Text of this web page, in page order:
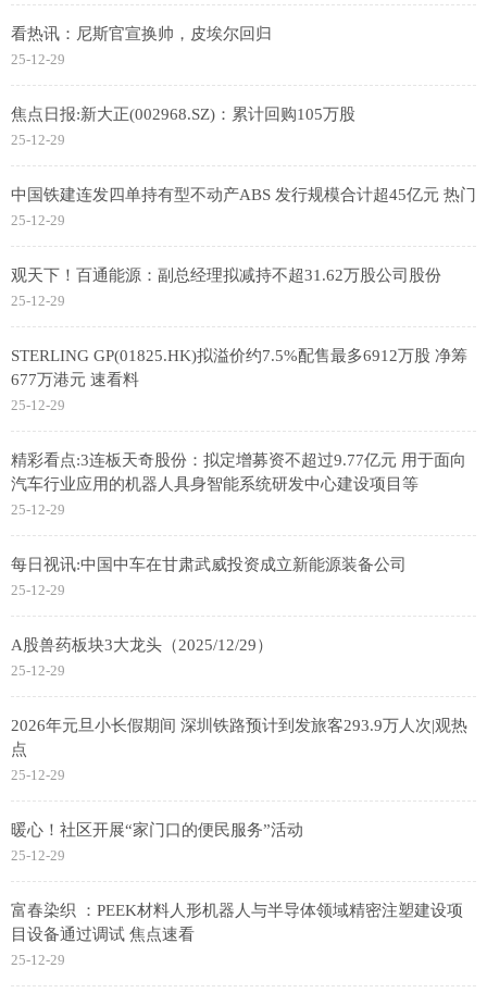
看热讯：尼斯官宣换帅，皮埃尔回归
25-12-29
焦点日报:新大正(002968.SZ)：累计回购105万股
25-12-29
中国铁建连发四单持有型不动产ABS 发行规模合计超45亿元 热门
25-12-29
观天下！百通能源：副总经理拟减持不超31.62万股公司股份
25-12-29
STERLING GP(01825.HK)拟溢价约7.5%配售最多6912万股 净筹
677万港元 速看料
25-12-29
精彩看点:3连板天奇股份：拟定增募资不超过9.77亿元 用于面向
汽车行业应用的机器人具身智能系统研发中心建设项目等
25-12-29
每日视讯:中国中车在甘肃武威投资成立新能源装备公司
25-12-29
A股兽药板块3大龙头（2025/12/29）
25-12-29
2026年元旦小长假期间 深圳铁路预计到发旅客293.9万人次|观热
点
25-12-29
暖心！社区开展“家门口的便民服务”活动
25-12-29
富春染织 ：PEEK材料人形机器人与半导体领域精密注塑建设项
目设备通过调试 焦点速看
25-12-29